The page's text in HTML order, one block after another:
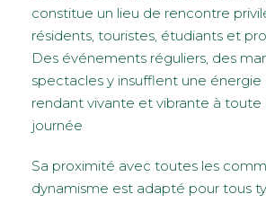
constitue un lieu de rencontre
résidents, touristes, étudiants et
Des événements réguliers, des
spectacles y insufflent une énergie
rendant vivante et vibrante à toute
journée
Sa proximité avec toutes les
dynamisme est adapté pour tous